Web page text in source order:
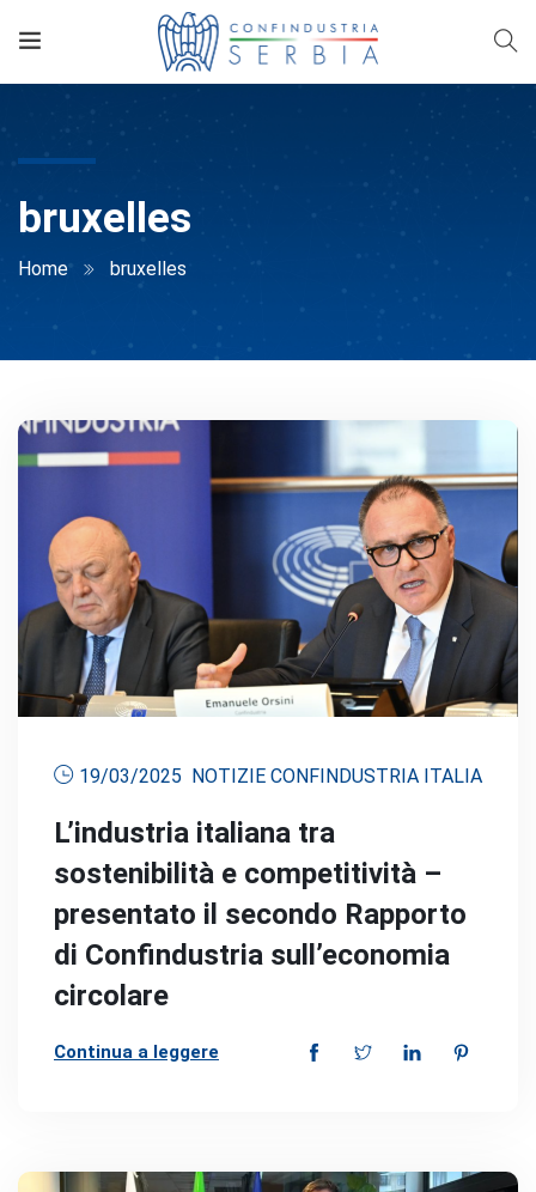
bruxelles
Home bruxelles
19/03/2025 NOTIZIE CONFINDUSTRIA ITALIA
L’industria italiana tra
sostenibilità e competitività –
presentato il secondo Rapporto
di Confindustria sull’economia
circolare
Continua a leggere